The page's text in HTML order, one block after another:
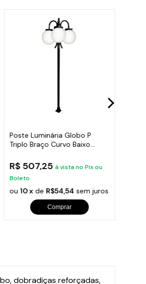
Poste Luminária Globo P
Triplo Braço Curvo Baixo
R$ 507,25 à vista no Pix ou
Boleto
ou10 x de R$54,54 sem juros
Comprar